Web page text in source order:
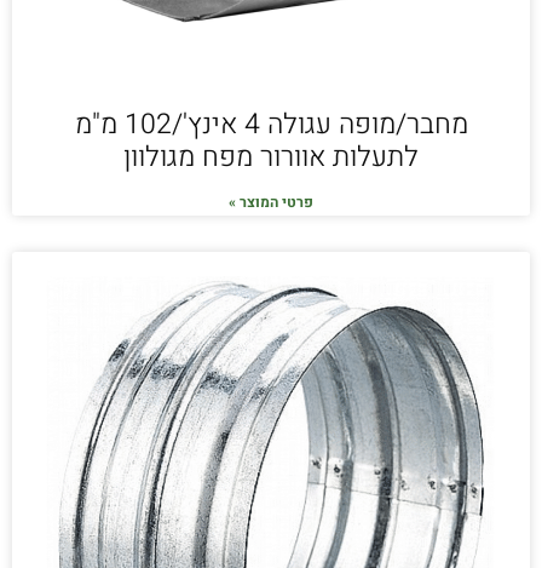
מחבר/מופה עגולה 4 אינץ'/102 מ"מ
לתעלות אוורור מפח מגולוון
פרטי המוצר »